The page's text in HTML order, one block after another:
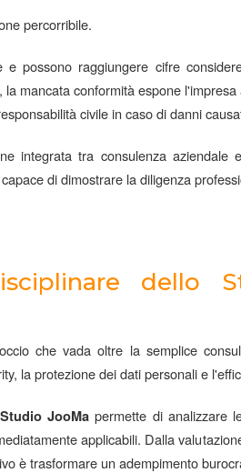
percorribile.
possono raggiungere cifre
mancata conformità espone
civile in caso di danni
integrata tra consulenza aziendale
di dimostrare la diligenza
dello
che vada oltre la semplice
la protezione dei dati personali e
Studio JooMapermette di analizzare
applicabili. Dalla
è trasformare un adempimento